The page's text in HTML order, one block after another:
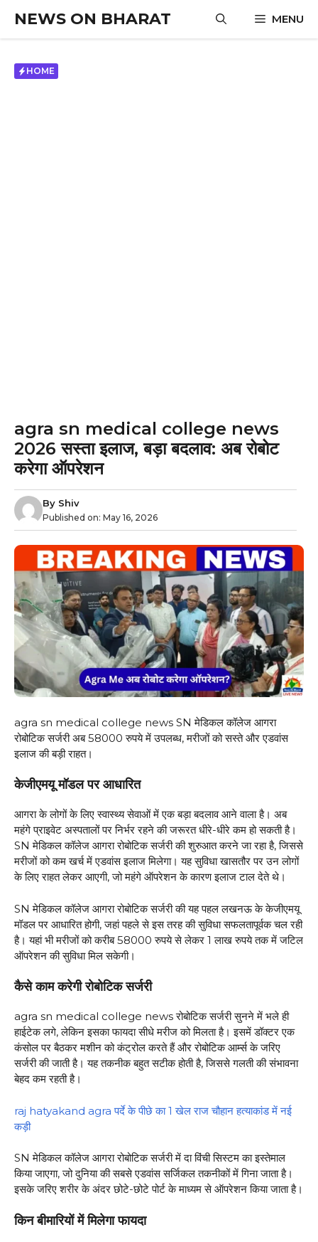
content
NEWS ON BHARAT MENU
HOME
agra sn medical college news
2026 सस्ता इलाज, बड़ा बदलाव: अब रोबोट
करेगा ऑपरेशन
By Shiv
Published on: May 16, 2026
agra sn medical college news SN मेडिकल कॉलेज आगरा
रोबोटिक सर्जरी अब 58000 रुपये में उपलब्ध, मरीजों को सस्ते और एडवांस
इलाज की बड़ी राहत।
केजीएमयू मॉडल पर आधारित
आगरा के लोगों के लिए स्वास्थ्य सेवाओं में एक बड़ा बदलाव आने वाला है। अब
महंगे प्राइवेट अस्पतालों पर निर्भर रहने की जरूरत धीरे-धीरे कम हो सकती है।
SN मेडिकल कॉलेज आगरा रोबोटिक सर्जरी की शुरुआत करने जा रहा है, जिससे
मरीजों को कम खर्च में एडवांस इलाज मिलेगा। यह सुविधा खासतौर पर उन लोगों
के लिए राहत लेकर आएगी, जो महंगे ऑपरेशन के कारण इलाज टाल देते थे।
SN मेडिकल कॉलेज आगरा रोबोटिक सर्जरी की यह पहल लखनऊ के केजीएमयू
मॉडल पर आधारित होगी, जहां पहले से इस तरह की सुविधा सफलतापूर्वक चल रही
है। यहां भी मरीजों को करीब 58000 रुपये से लेकर 1 लाख रुपये तक में जटिल
ऑपरेशन की सुविधा मिल सकेगी।
कैसे काम करेगी रोबोटिक सर्जरी
agra sn medical college news रोबोटिक सर्जरी सुनने में भले ही
हाईटेक लगे, लेकिन इसका फायदा सीधे मरीज को मिलता है। इसमें डॉक्टर एक
कंसोल पर बैठकर मशीन को कंट्रोल करते हैं और रोबोटिक आर्म्स के जरिए
सर्जरी की जाती है। यह तकनीक बहुत सटीक होती है, जिससे गलती की संभावना
बेहद कम रहती है।
raj hatyakand agra पर्दे के पीछे का 1 खेल राज चौहान हत्याकांड में नई
कड़ी
SN मेडिकल कॉलेज आगरा रोबोटिक सर्जरी में दा विंची सिस्टम का इस्तेमाल
किया जाएगा, जो दुनिया की सबसे एडवांस सर्जिकल तकनीकों में गिना जाता है।
इसके जरिए शरीर के अंदर छोटे-छोटे पोर्ट के माध्यम से ऑपरेशन किया जाता है।
किन बीमारियों में मिलेगा फायदा